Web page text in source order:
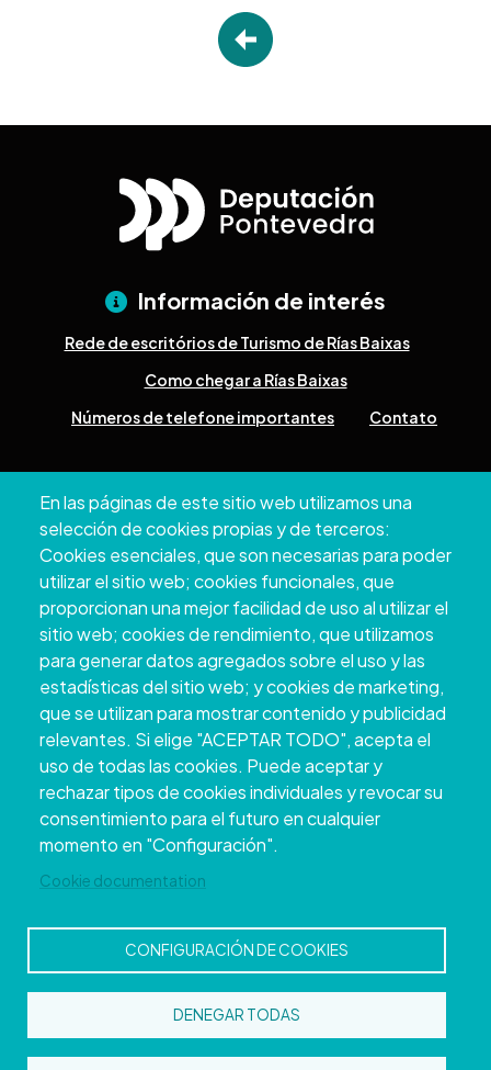
En las páginas de este sitio web utilizamos una
selección de cookies propias y de terceros:
Cookies esenciales, que son necesarias para poder
utilizar el sitio web; cookies funcionales, que
proporcionan una mejor facilidad de uso al utilizar el
sitio web; cookies de rendimiento, que utilizamos
para generar datos agregados sobre el uso y las
estadísticas del sitio web; y cookies de marketing,
que se utilizan para mostrar contenido y publicidad
relevantes. Si elige "ACEPTAR TODO", acepta el
uso de todas las cookies. Puede aceptar y
rechazar tipos de cookies individuales y revocar su
consentimiento para el futuro en cualquier
momento en "Configuración".
Cookie documentation
CONFIGURACIÓN DE COOKIES
DENEGAR TODAS
Información de interés
Rede de escritórios de Turismo de Rías Baixas
Como chegar a Rías Baixas
Números de telefone importantes
Contato
Pontevedra
+34 986 804 100 | +34 986 804 124
Copyright © 2026. Conselho Provincial de
Pontevedra.
Todos os direitos reservados